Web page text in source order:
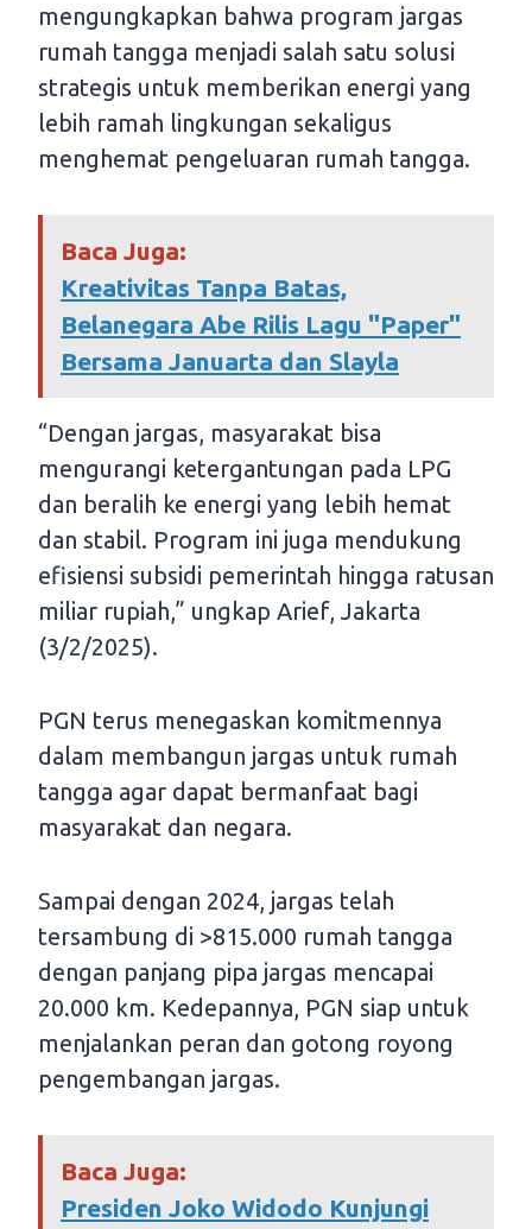
mengungkapkan bahwa program jargas
rumah tangga menjadi salah satu solusi
strategis untuk memberikan energi yang
lebih ramah lingkungan sekaligus
menghemat pengeluaran rumah tangga.
Baca Juga:
Kreativitas Tanpa Batas,
Belanegara Abe Rilis Lagu "Paper"
Bersama Januarta dan Slayla
“Dengan jargas, masyarakat bisa
mengurangi ketergantungan pada LPG
dan beralih ke energi yang lebih hemat
dan stabil. Program ini juga mendukung
efisiensi subsidi pemerintah hingga ratusan
miliar rupiah,” ungkap Arief, Jakarta
(3/2/2025).
PGN terus menegaskan komitmennya
dalam membangun jargas untuk rumah
tangga agar dapat bermanfaat bagi
masyarakat dan negara.
Sampai dengan 2024, jargas telah
tersambung di >815.000 rumah tangga
dengan panjang pipa jargas mencapai
20.000 km. Kedepannya, PGN siap untuk
menjalankan peran dan gotong royong
pengembangan jargas.
Baca Juga:
Presiden Joko Widodo Kunjungi